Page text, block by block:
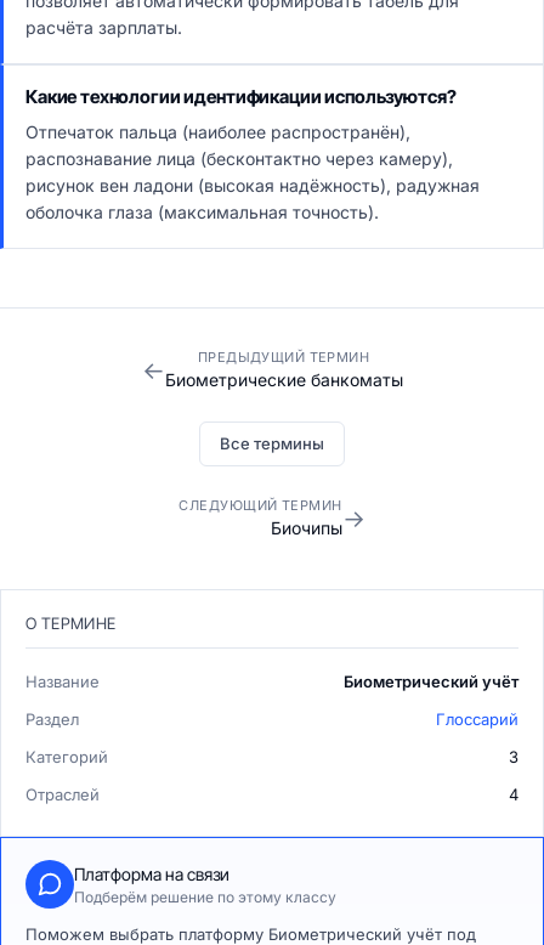
расчёта зарплаты.
Какие технологии идентификации используются?
Отпечаток пальца (наиболее распространён),
распознавание лица (бесконтактно через камеру),
рисунок вен ладони (высокая надёжность), радужная
оболочка глаза (максимальная точность).
← ПРЕДЫДУЩИЙ ТЕРМИН
Биометрические банкоматы
Все термины
СЛЕДУЮЩИЙ ТЕРМИН
Биочипы→
О ТЕРМИНЕ
Название
Биометрический учёт
Раздел
Глоссарий
Категорий
3
Отраслей
4
Платформа на связи
Подберём решение по этому классу
Поможем выбрать платформу Биометрический учёт под